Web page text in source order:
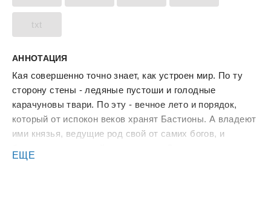
txt
АННОТАЦИЯ
Кая совершенно точно знает, как устроен мир. По ту
сторону стены - ледяные пустоши и голодные
карачуновы твари. По эту - вечное лето и порядок,
который от испокон веков хранят Бастионы. А владеют
ими князья, ведущие род свой от самих богов, и
и думают исключительно о том, как бы сберечь город,
ЕЩЕ